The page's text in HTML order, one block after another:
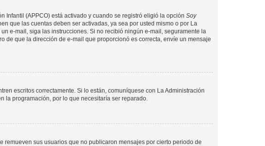
Infantil (APPCO) está activado y cuando se registró eligió la opción Soy
que las cuentas deben ser activadas, ya sea por usted mismo o por La
e-mail, siga las instrucciones. Si no recibió ningún e-mail, seguramente la
de que la dirección de e-mail que proporcionó es correcta, envíe un mensaje
escritos correctamente. Si lo están, comuníquese con La Administración
la programación, por lo que necesitaría ser reparado.
sus usuarios que no publicaron mensajes por cierto periodo de